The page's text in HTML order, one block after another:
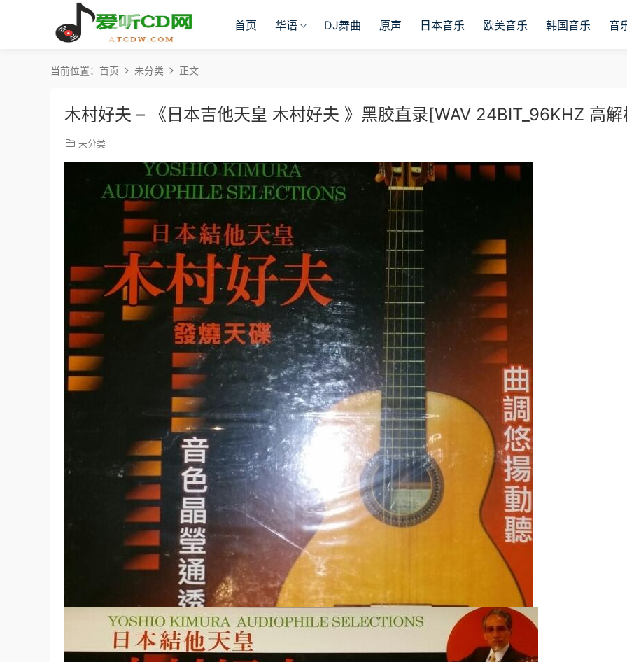
首页 华语 DJ舞曲 原声 日本音乐 欧美音乐 韩国音乐 音
当前位置： 首页 未分类 正文
木村好夫 – 《日本吉他天皇 木村好夫 》黑胶直录[WAV 24BIT_96KHZ 高
未分类